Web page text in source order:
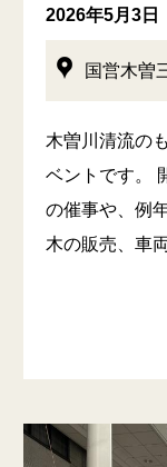
2026年5月3日
国営木曽
木曽川清流の
ベントです。
の催事や、例
木の販売、車